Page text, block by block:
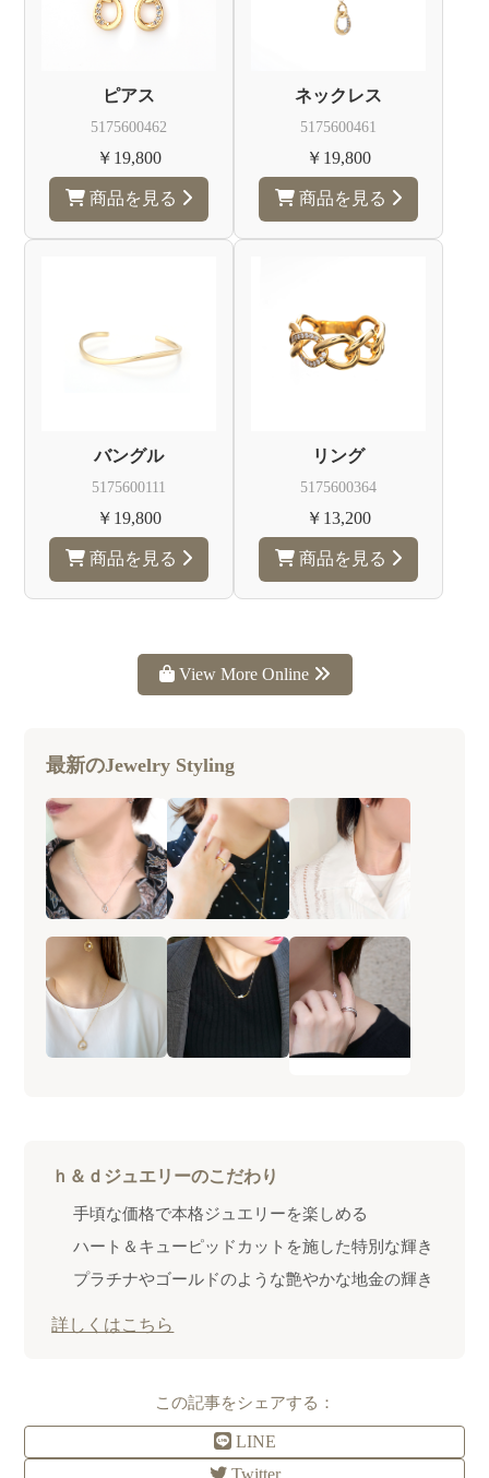
ピアス
5175600462
￥19,800
商品を見る
ネックレス
5175600461
￥19,800
商品を見る
バングル
5175600111
￥19,800
商品を見る
リング
5175600364
￥13,200
商品を見る
View More Online
最新のJewelry Styling
ｈ＆ｄジュエリーのこだわり
手頃な価格で本格ジュエリーを楽しめる
ハート＆キューピッドカットを施した特別な輝き
プラチナやゴールドのような艶やかな地金の輝き
詳しくはこちら
この記事をシェアする：
LINE
Twitter